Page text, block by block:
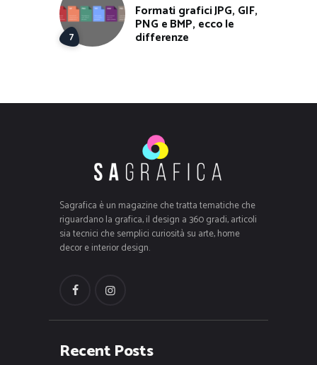
Formati grafici JPG, GIF,
PNG e BMP, ecco le
differenze
Sagrafica è un magazine che tratta tematiche che
riguardano la grafica, il design a 360 gradi, articoli
sia tecnici che semplici curiosità su arte, home
decor e interior design.
Recent Posts